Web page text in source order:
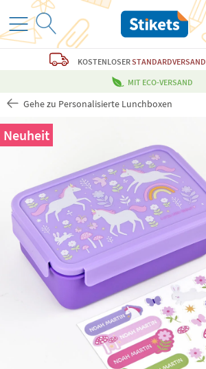
KOSTENLOSERSTANDARDVERSAND
MIT ECO-VERSAND
Gehe zu Personalisierte Lunchboxen
Neuheit